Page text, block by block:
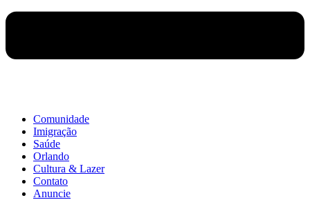
Comunidade
Imigração
Saúde
Orlando
Cultura & Lazer
Contato
Anuncie